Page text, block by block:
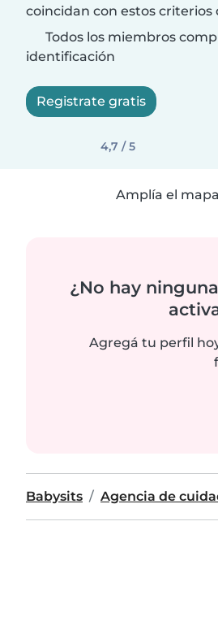
coincidan con estos criterios
Todos los miembros
identificación
Registrate gratis
4,7 / 5
Amplía el
¿No hay
Agregá tu perfil
Babysits Agencia de